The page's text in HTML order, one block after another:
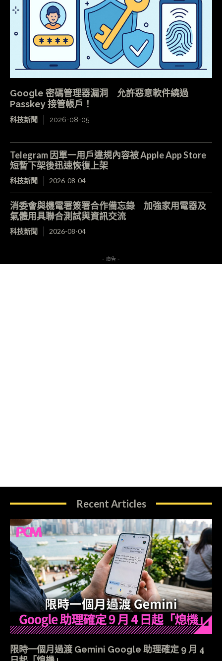
Google 密碼管理器漏洞 允許惡意軟件繞過
Passkey 接管帳戶！
科技新聞 2026-08-05
Telegram 因單一用戶違規內容被 Apple App Store
短暫下架後迅速恢復上架
科技新聞 2026-08-04
消委會與機電署簽署合作備忘錄 加強家用電器及
氣體用具聯合測試與資訊交流
科技新聞 2026-08-04
- 廣告 -
Recent Articles
限時一個月過渡 Gemini Google 助理確定 9 月 4